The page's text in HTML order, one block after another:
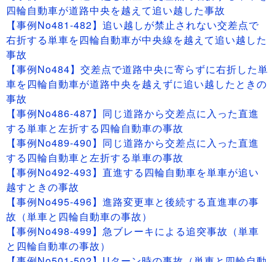
四輪自動車が道路中央を越えて追い越した事故
【事例No481-482】追い越しが禁止されない交差点で
右折する単車を四輪自動車が中央線を越えて追い越した
事故
【事例No484】交差点で道路中央に寄らずに右折した単
車を四輪自動車が道路中央を越えずに追い越したときの
事故
【事例No486-487】同じ道路から交差点に入った直進
する単車と左折する四輪自動車の事故
【事例No489-490】同じ道路から交差点に入った直進
する四輪自動車と左折する単車の事故
【事例No492-493】直進する四輪自動車を単車が追い
越すときの事故
【事例No495-496】進路変更車と後続する直進車の事
故（単車と四輪自動車の事故）
【事例No498-499】急ブレーキによる追突事故（単車
と四輪自動車の事故）